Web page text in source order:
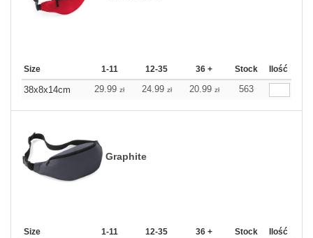
Size 1-11 12-35 36 + Stock Ilość
38x8x14cm 29.99 zł 24.99 zł 20.99 zł 563
Graphite
Size 1-11 12-35 36 + Stock Ilość